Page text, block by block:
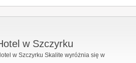
w Szczyrku
w Szczyrku Skalite wyróżnia się w